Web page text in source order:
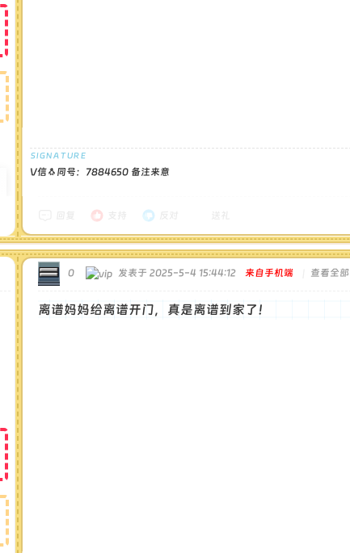
V信🐧同号：7884650 备注来意
0 发表于 2025-5-4 15:44:12 来自手机端 查看全部
离谱妈妈给离谱开门，真是离谱到家了！